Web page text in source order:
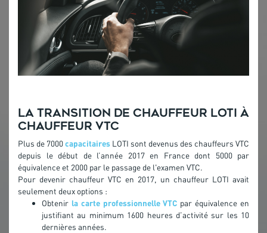
La transition de chauffeur LOTI à
chauffeur VTC
Plus de 7000capacitaires LOTI sont devenus des chauffeurs VTC
depuis le début de l’année 2017 en France dont 5000 par
équivalence et 2000 par le passage de l'examen VTC.
Pour devenir chauffeur VTC en 2017, un chauffeur LOTI avait
seulement deux options :
Obtenir la carte professionnelle VTC par équivalence en
justifiant au minimum 1600 heures d’activité sur les 10
dernières années.